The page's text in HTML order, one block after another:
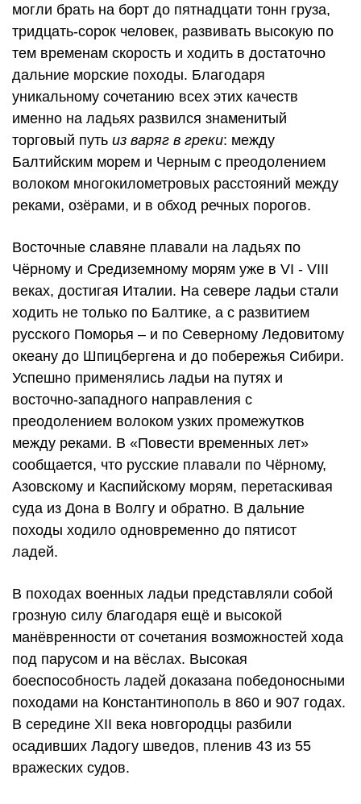
могли брать на борт до пятнадцати тонн груза,
тридцать-сорок человек, развивать высокую по
тем временам скорость и ходить в достаточно
дальние морские походы. Благодаря
уникальному сочетанию всех этих качеств
именно на ладьях развился знаменитый
торговый путь из варяг в греки: между
Балтийским морем и Черным с преодолением
волоком многокилометровых расстояний между
реками, озёрами, и в обход речных порогов.
Восточные славяне плавали на ладьях по
Чёрному и Средиземному морям уже в VI - VIII
веках, достигая Италии. На севере ладьи стали
ходить не только по Балтике, а с развитием
русского Поморья – и по Северному Ледовитому
океану до Шпицбергена и до побережья Сибири.
Успешно применялись ладьи на путях и
восточно-западного направления с
преодолением волоком узких промежутков
между реками. В «Повести временных лет»
сообщается, что русские плавали по Чёрному,
Азовскому и Каспийскому морям, перетаскивая
суда из Дона в Волгу и обратно. В дальние
походы ходило одновременно до пятисот
ладей.
В походах военных ладьи представляли собой
грозную силу благодаря ещё и высокой
манёвренности от сочетания возможностей хода
под парусом и на вёслах. Высокая
боеспособность ладей доказана победоносными
походами на Константинополь в 860 и 907 годах.
В середине XII века новгородцы разбили
осадивших Ладогу шведов, пленив 43 из 55
вражеских судов.